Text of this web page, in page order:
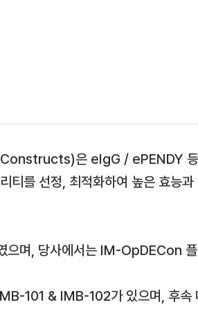
은 eIgG / ePENDY 등 다
를 선정, 최적화하여 높은 효능
며, 당사에서는 IM-OpDECon
101 & IMB-102가 있으며, 후